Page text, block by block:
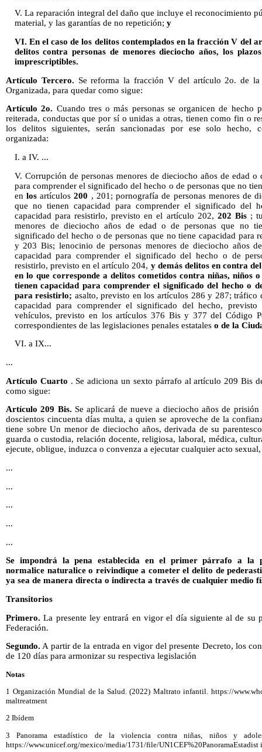
V. La reparación integral del daño que incluye el reconocimiento
material, y las garantías de no repetición; y
VI. En el caso de los delitos contemplados en la fracción V del
delitos contra personas de menores dieciocho años, los
imprescriptibles.
Artículo Tercero. Se reforma la fracción V del artículo 2o. de
Organizada, para quedar como sigue:
Artículo 2o. Cuando tres o más personas se organicen de hecho
reiterada, conductas que por sí o unidas a otras, tienen como fin o
los delitos siguientes, serán sancionadas por ese solo hecho,
organizada:
I. a IV. ...
V. Corrupción de personas menores de dieciocho años de edad o
para comprender el significado del hecho o de personas que no
en losartículos200 , 201; pornografía de personas menores de
que no tienen capacidad para comprender el significado del
capacidad para resistirlo, previsto en el artículo 202, 202 Bis;
menores de dieciocho años de edad o de personas que no
significado del hecho o de personas que no tiene capacidad para
y 203 Bis; lenocinio de personas menores de dieciocho años
capacidad para comprender el significado del hecho o de
resistirlo, previsto en el artículo 204, y demás delitos en contra
en lo que corresponde a delitos cometidos contra niñas, niños o
tienen capacidad para comprender el significado del hecho o
para resistirlo; asalto, previsto en los artículos 286 y 287; tráfico
capacidad para comprender el significado del hecho,
vehículos, previsto en los artículos 376 Bis y 377 del Código
correspondientes de las legislaciones penales estatales o de la
VI. a IX...
...
Artículo Cuarto . Se adiciona un sexto párrafo al artículo 209 Bis
como sigue:
Artículo 209 Bis. Se aplicará de nueve a dieciocho años de
doscientos cincuenta días multa, a quien se aproveche de la
tiene sobre Un menor de dieciocho años, derivada de su
guarda o custodia, relación docente, religiosa, laboral, médica,
ejecute, obligue, induzca o convenza a ejecutar cualquier acto
...
...
...
...
...
Se impondrá la pena establecida en el primer párrafo a la
normalice naturalice o reivindique a cometer el delito de
ya sea de manera directa o indirecta a través de cualquier medio
Transitorios
Primero.La presente ley entrará en vigor el día siguiente al de
Federación.
Segundo. A partir de la entrada en vigor del presente Decreto, los
de 120 días para armonizar su respectiva legislación
Notas
1 Organización Mundial de la Salud. (2022) Maltrato infantil. https://
maltreatment
2 Ibídem
3 Panorama estadístico de la violencia contra niñas, niños y
https://www.unicef.org/mexico/media/1731/file/UN1CEF%20PanoramaEstadist